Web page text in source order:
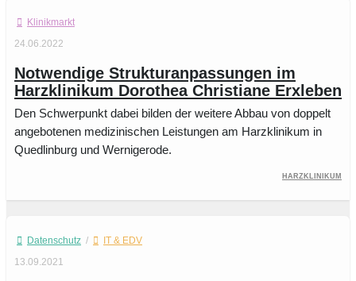
Klinikmarkt
24.06.2022
Notwendige Strukturanpassungen im
Harzklinikum Dorothea Christiane Erxleben
Den Schwerpunkt dabei bilden der weitere Abbau von doppelt
angebotenen medizinischen Leistungen am Harzklinikum in
Quedlinburg und Wernigerode.
Harzklinikum
Datenschutz /
IT & EDV
13.09.2021